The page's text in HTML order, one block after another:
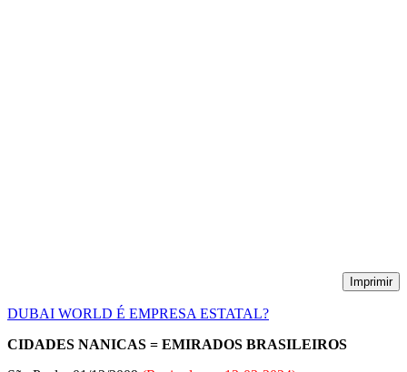
Imprimir
DUBAI WORLD É EMPRESA ESTATAL?
CIDADES NANICAS = EMIRADOS BRASILEIROS